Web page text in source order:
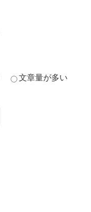
文章量が多い